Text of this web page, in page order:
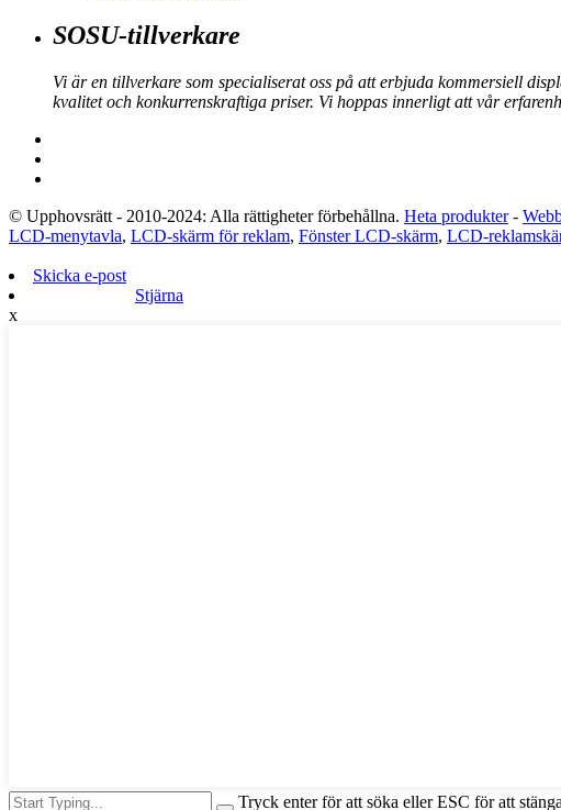
SOSU-tillverkare
Vi är en tillverkare som specialiserat oss på att erbjuda kommersiell
kvalitet och konkurrenskraftiga priser. Vi hoppas innerligt att vår
© Upphovsrätt - 2010-2024: Alla rättigheter förbehållna. Heta produkter-
LCD-menytavla, LCD-skärm för reklam, Fönster LCD-skärm, LCD-
Skicka e-post
Stjärna
x
Tryck enter för att söka eller ESC för att stänga